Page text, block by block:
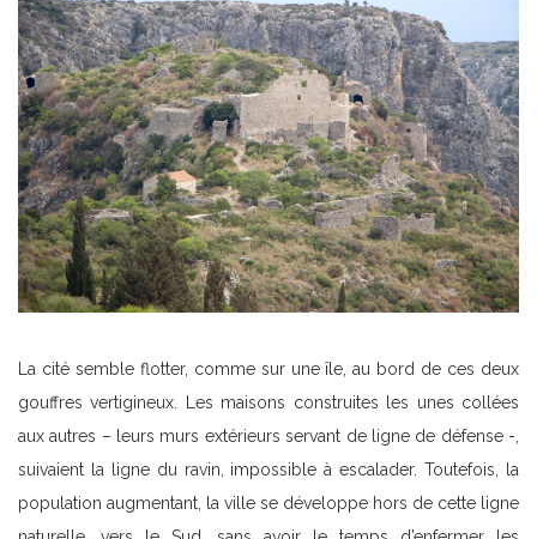
La cité semble flotter, comme sur une île, au bord de ces deux
gouffres vertigineux. Les maisons construites les unes collées
aux autres – leurs murs extérieurs servant de ligne de défense -,
suivaient la ligne du ravin, impossible à escalader. Toutefois, la
population augmentant, la ville se développe hors de cette ligne